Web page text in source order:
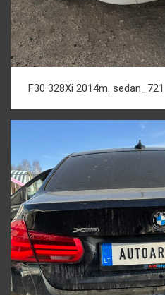
F30 328Xi 2014m. sedan_721